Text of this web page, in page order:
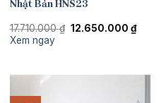
Nhật Bản HNS23
17.710.000₫ Giá
12.650.000 ₫Giá
hiện
Xem ngay